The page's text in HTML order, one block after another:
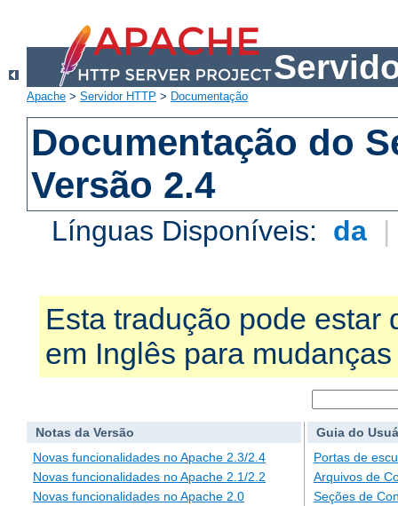
Apache > Servidor HTTP > Documentação
Documentação do
Versão 2.4
Línguas Disponíveis: da |
Esta tradução pode estar
em Inglês para
Notas da Versão
Novas funcionalidades no Apache 2.3/2.4
Novas funcionalidades no Apache 2.1/2.2
Novas funcionalidades no Apache 2.0
Guia do
Portas de
Arquivos de
Seções de